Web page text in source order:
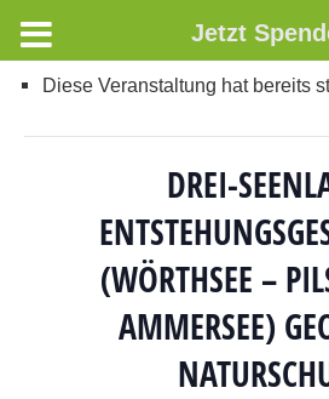
Diese Veranstaltung hat bereits
DREI-
(WÖRTHSEE –
AMMERSEE)
Jetzt